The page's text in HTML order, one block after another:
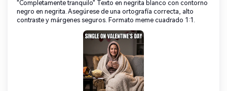
"Completamente tranquilo" Texto en negrita blanco con contorno
negro en negrita. Asegúrese de una ortografía correcta, alto
contraste y márgenes seguros. Formato meme cuadrado 1:1.